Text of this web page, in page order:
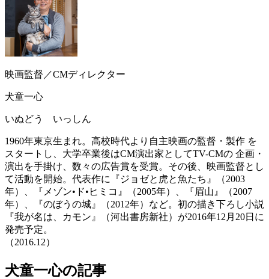
映画監督／CMディレクター
犬童一心
いぬどう いっしん
1960年東京生まれ。高校時代より自主映画の監督・製作 を
スタートし、大学卒業後はCM演出家としてTV-CMの 企画・
演出を手掛け、数々の広告賞を受賞。その後、映画監督とし
て活動を開始。代表作に『ジョゼと虎と魚たち』（2003
年）、『メゾン•ド•ヒミコ』（2005年）、『眉山』（2007
年）、『のぼうの城』（2012年）など。初の描き下ろし小説
『我が名は、カモン』（河出書房新社）が2016年12月20日に
発売予定。
（2016.12）
犬童一心の記事